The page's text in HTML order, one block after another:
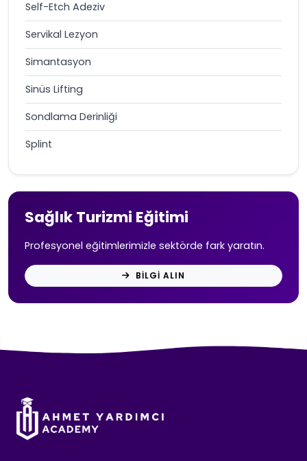
Self-Etch Adeziv
Servikal Lezyon
Simantasyon
Sinüs Lifting
Sondlama Derinliği
Splint
Sağlık Turizmi Eğitimi
Profesyonel eğitimlerimizle sektörde fark yaratın.
BILGI ALIN